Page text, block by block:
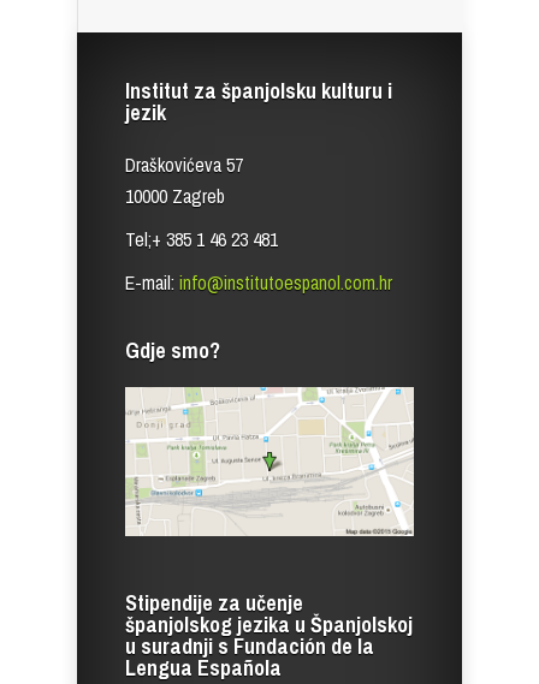
Institut za španjolsku kulturu i
jezik
Draškovićeva 57
10000 Zagreb
Tel;+ 385 1 46 23 481
E-mail: info@institutoespanol.com.hr
Gdje smo?
Stipendije za učenje
španjolskog jezika u Španjolskoj
u suradnji s Fundación de la
Lengua Española